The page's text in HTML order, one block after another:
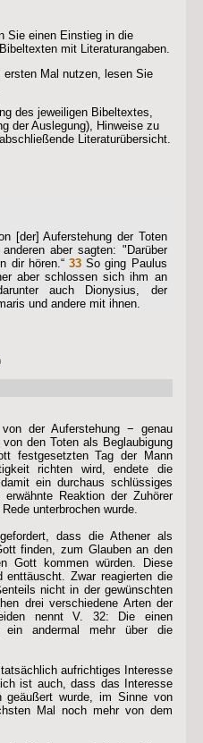
Sie einen Einstieg in die
mit Literaturangaben.
Mal nutzen, lesen Sie
des jeweiligen Bibeltextes,
der Auslegung), Hinweise zu
Literaturübersicht.
[der] Auferstehung der Toten
aber sagten: "Darüber
dir hören.“33 So ging Paulus
aber schlossen sich ihm an
auch Dionysius, der
und andere mit ihnen.
der Auferstehung − genau
den Toten als Beglaubigung
festgesetzten Tag der Mann
richten wird, endete die
ein durchaus schlüssiges
Reaktion der Zuhörer
unterbrochen wurde.
dass die Athener als
finden, zum Glauben an den
Gott kommen würden. Diese
enttäuscht. Zwar reagierten die
nicht in der gewünschten
drei verschiedene Arten der
nennt V. 32: Die einen
ein andermal mehr über die
aufrichtiges Interesse
ist auch, dass das Interesse
geäußert wurde, im Sinne von
Mal noch mehr von dem